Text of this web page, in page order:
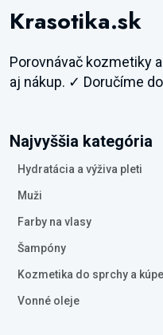
Krasotika.sk
Porovnávač kozmetiky
aj nákup. ✓ Doručíme
Najvyššia kategória
Hydratácia a výživa pleti
Muži
Farby na vlasy
Šampóny
Kozmetika do sprchy a
Vonné oleje